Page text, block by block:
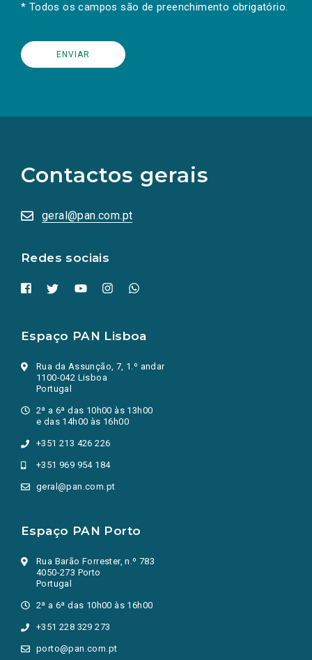
* Todos os campos são de preenchimento obrigatório.
Contactos gerais
geral@pan.com.pt
Redes sociais
redes
sociais
numa
nova
Espaço PAN Lisboa
Rua da Assunção, 7, 1.º andar
1100-042 Lisboa
Portugal
2ª a 6ª das 10h00 às 13h00
e das 14h00 às 16h00
+351 213 426 226
+351 969 954 184
geral@pan.com.pt
Espaço PAN Porto
Rua Barão Forrester, n.º 783
4050-273 Porto
Portugal
2ª a 6ª das 10h00 às 16h00
+351 228 329 273
porto@pan.com.pt